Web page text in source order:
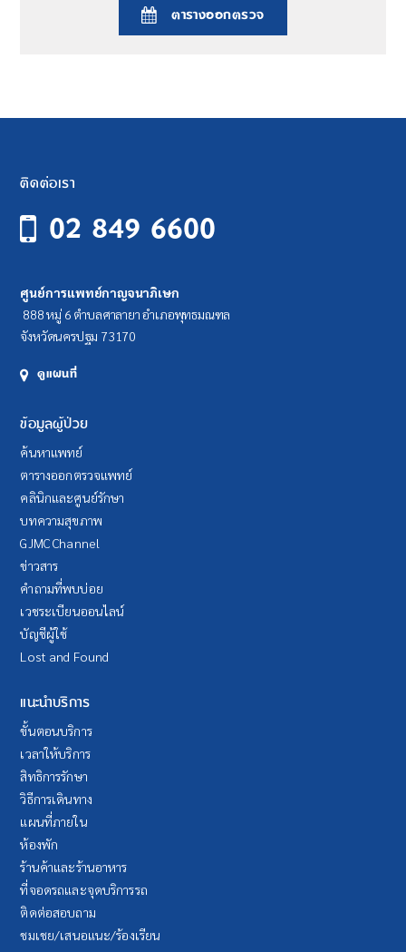
ตารางออกตรวจ
ติดต่อเรา
02 849 6600
ศูนย์การแพทย์กาญจนาภิเษก
888 หมู่ 6 ตำบลศาลายา อำเภอพุทธมณฑล
จังหวัดนครปฐม 73170
ดูแผนที่
ข้อมูลผู้ป่วย
ค้นหาแพทย์
ตารางออกตรวจแพทย์
คลินิกและศูนย์รักษา
บทความสุขภาพ
GJMC Channel
ข่าวสาร
คำถามที่พบบ่อย
เวชระเบียนออนไลน์
บัญชีผู้ใช้
Lost and Found
แนะนำบริการ
ขั้นตอนบริการ
เวลาให้บริการ
สิทธิการรักษา
วิธีการเดินทาง
แผนที่ภายใน
ห้องพัก
ร้านค้าและร้านอาหาร
ที่จอดรถและจุดบริการรถ
ติดต่อสอบถาม
ชมเชย/เสนอแนะ/ร้องเรียน